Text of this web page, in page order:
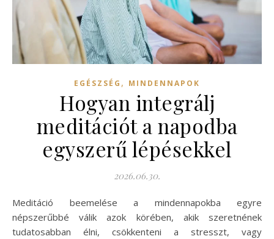
EGÉSZSÉG , MINDENNAPOK
Hogyan integrálj
meditációt a napodba
egyszerű lépésekkel
2026.06.30.
Meditáció beemelése a mindennapokba egyre
népszerűbbé válik azok körében, akik szeretnének
tudatosabban élni, csökkenteni a stresszt, vagy